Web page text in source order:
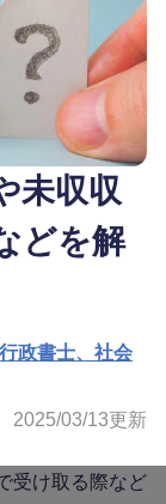
未収収
どを解
政書士、社会
2025/03/13更新
受け取る際など